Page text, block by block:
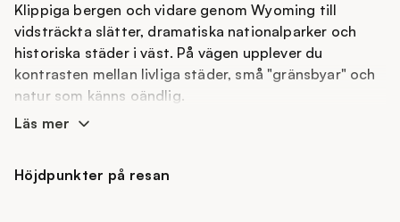
Klippiga bergen och vidare genom Wyoming till
vidsträckta slätter, dramatiska nationalparker och
historiska städer i väst. På vägen upplever du
kontrasten mellan livliga städer, små "gränsbyar" och
natur som känns oändlig.
Resan ger dig gott om tid att fördjupa dig i platserna.
och genom öppna landskap där bison, älgar och rådjur
Läs mer
Höjdpunkter på resan